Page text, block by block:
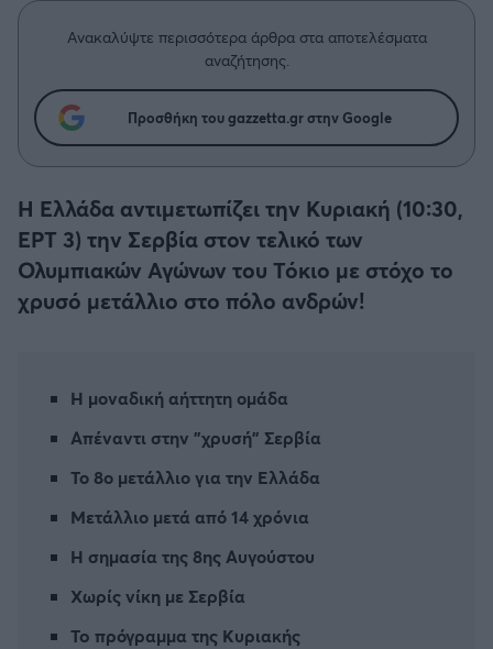
Δημήτρης Τσορμπατζόγλου
Άρης
Λεβαδειακός
ΟΦΗ
Βόλος
Ατρόμητος Αθηνών
Αστέρας Τρίπολης
Παναιτωλικός
Καλαμάτα
Ηρακλής
Μπαρτσελόνα
Μεγάλη μου Αγάπη
Ανακαλύψτε περισσότερα άρθρα στα αποτελέσματα
αναζήτησης.
Προσθήκη του gazzetta.gr στην Google
Η Ελλάδα αντιμετωπίζει την Κυριακή (10:30,
ΕΡΤ 3) την Σερβία στον τελικό των
Ολυμπιακών Αγώνων του Τόκιο με στόχο το
χρυσό μετάλλιο στο πόλο ανδρών!
Η μοναδική αήττητη ομάδα
Απέναντι στην "χρυσή" Σερβία
Το 8ο μετάλλιο για την Ελλάδα
Μετάλλιο μετά από 14 χρόνια
Η σημασία της 8ης Αυγούστου
Χωρίς νίκη με Σερβία
To πρόγραμμα της Κυριακής